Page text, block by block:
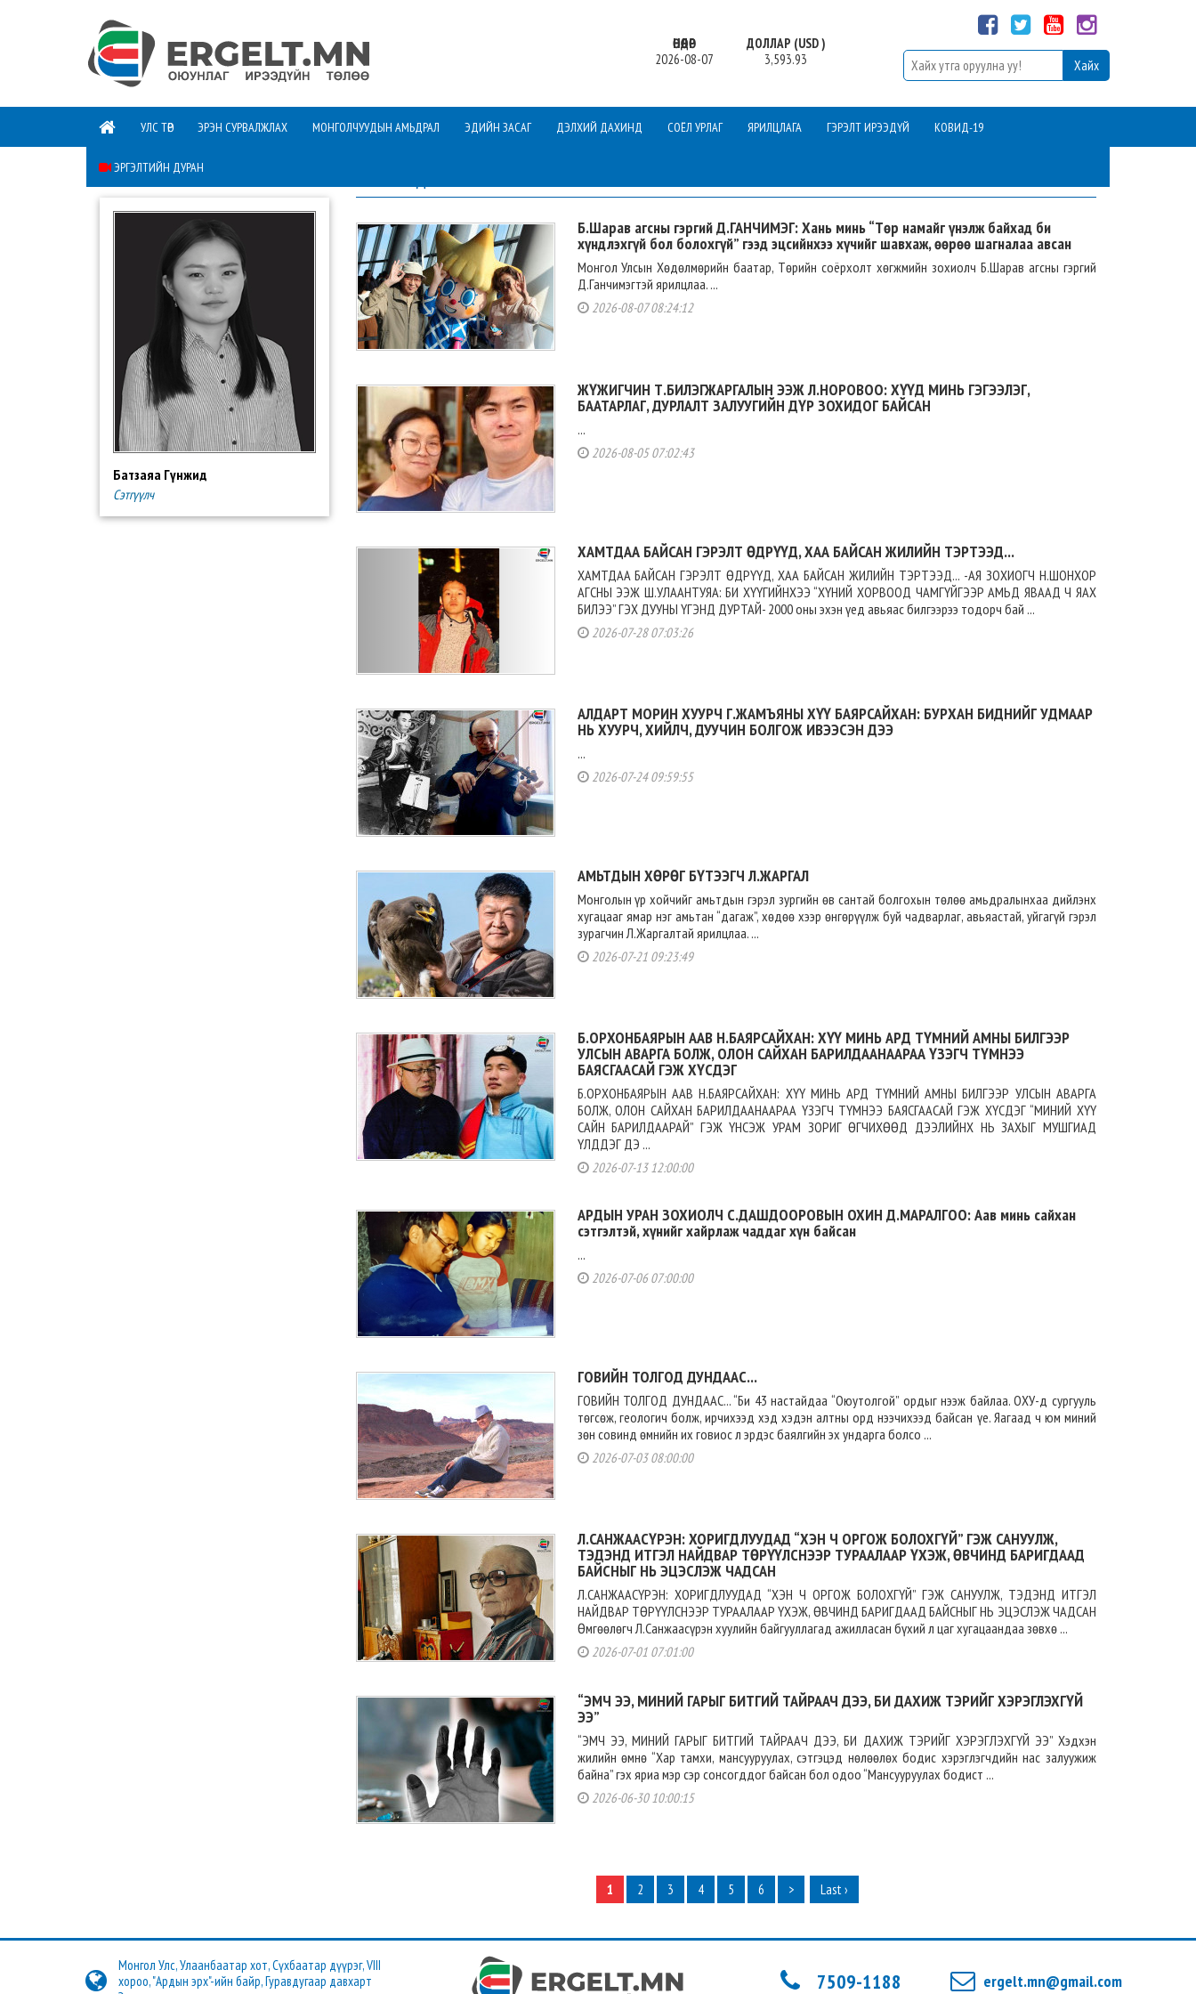
ӨНӨӨДӨР
2026-08-07
ДОЛЛАР (USD )
3,593.93
УЛС ТӨР ЭРЭН СУРВАЛЖЛАХ МОНГОЛЧУУДЫН АМЬДРАЛ ЭДИЙН ЗАСАГ ДЭЛХИЙ ДАХИНД СОЁЛ УРЛАГ ЯРИЛЦЛАГА ГЭРЭЛТ ИРЭЭДҮЙ КОВИД-19
ЭРГЭЛТИЙН ДУРАН
Батзаяа Гүнжид
Сэтгүүлч
Б.Шарав агсны гэргий Д.ГАНЧИМЭГ: Хань минь “Төр намайг үнэлж байхад би
хүндлэхгүй бол болохгүй” гээд эцсийнхээ хүчийг шавхаж, өөрөө шагналаа авсан
Монгол Улсын Хөдөлмөрийн баатар, Төрийн соёрхолт хөгжмийн зохиолч Б.Шарав агсны гэргий
Д.Ганчимэгтэй ярилцлаа. ...
2026-08-07 08:24:12
ЖҮЖИГЧИН Т.БИЛЭГЖАРГАЛЫН ЭЭЖ Л.НОРОВОО: ХҮҮД МИНЬ ГЭГЭЭЛЭГ,
БААТАРЛАГ, ДУРЛАЛТ ЗАЛУУГИЙН ДҮР ЗОХИДОГ БАЙСАН
...
2026-08-05 07:02:43
ХАМТДАА БАЙСАН ГЭРЭЛТ ӨДРҮҮД, ХАА БАЙСАН ЖИЛИЙН ТЭРТЭЭД...
ХАМТДАА БАЙСАН ГЭРЭЛТ ӨДРҮҮД, ХАА БАЙСАН ЖИЛИЙН ТЭРТЭЭД... -АЯ ЗОХИОГЧ Н.ШОНХОР
АГСНЫ ЭЭЖ Ш.УЛААНТУЯА: БИ ХҮҮГИЙНХЭЭ “ХҮНИЙ ХОРВООД ЧАМГҮЙГЭЭР АМЬД ЯВААД Ч ЯАХ
БИЛЭЭ” ГЭХ ДУУНЫ ҮГЭНД ДУРТАЙ- 2000 оны эхэн үед авьяас билгээрээ тодорч бай ...
2026-07-28 07:03:26
АЛДАРТ МОРИН ХУУРЧ Г.ЖАМЪЯНЫ ХҮҮ БАЯРСАЙХАН: БУРХАН БИДНИЙГ УДМААР
НЬ ХУУРЧ, ХИЙЛЧ, ДУУЧИН БОЛГОЖ ИВЭЭСЭН ДЭЭ
...
2026-07-24 09:59:55
АМЬТДЫН ХӨРӨГ БҮТЭЭГЧ Л.ЖАРГАЛ
Монголын үр хойчийг амьтдын гэрэл зургийн өв сантай болгохын төлөө амьдралынхаа дийлэнх
хугацааг ямар нэг амьтан “дагаж”, хөдөө хээр өнгөрүүлж буй чадварлаг, авьяастай, уйгагүй гэрэл
зурагчин Л.Жаргалтай ярилцлаа. ...
2026-07-21 09:23:49
Б.ОРХОНБАЯРЫН ААВ Н.БАЯРСАЙХАН: ХҮҮ МИНЬ АРД ТҮМНИЙ АМНЫ БИЛГЭЭР
УЛСЫН АВАРГА БОЛЖ, ОЛОН САЙХАН БАРИЛДААНААРАА ҮЗЭГЧ ТҮМНЭЭ
БАЯСГААСАЙ ГЭЖ ХҮСДЭГ
Б.ОРХОНБАЯРЫН ААВ Н.БАЯРСАЙХАН: ХҮҮ МИНЬ АРД ТҮМНИЙ АМНЫ БИЛГЭЭР УЛСЫН АВАРГА
БОЛЖ, ОЛОН САЙХАН БАРИЛДААНААРАА ҮЗЭГЧ ТҮМНЭЭ БАЯСГААСАЙ ГЭЖ ХҮСДЭГ “МИНИЙ ХҮҮ
САЙН БАРИЛДААРАЙ” ГЭЖ ҮНСЭЖ УРАМ ЗОРИГ ӨГЧИХӨӨД ДЭЭЛИЙНХ НЬ ЗАХЫГ МУШГИАД
ҮЛДДЭГ ДЭ ...
2026-07-13 12:00:00
АРДЫН УРАН ЗОХИОЛЧ С.ДАШДООРОВЫН ОХИН Д.МАРАЛГОО: Аав минь сайхан
сэтгэлтэй, хүнийг хайрлаж чаддаг хүн байсан
...
2026-07-06 07:00:00
ГОВИЙН ТОЛГОД ДУНДААС...
ГОВИЙН ТОЛГОД ДУНДААС... “Би 43 настайдаа “Оюутолгой” ордыг нээж байлаа. ОХУ-д сургууль
төгсөж, геологич болж, ирчихээд хэд хэдэн алтны орд нээчихээд байсан үе. Яагаад ч юм миний
зөн совинд өмнийн их говиос л эрдэс баялгийн эх ундарга болсо ...
2026-07-03 08:00:00
Л.САНЖААСҮРЭН: ХОРИГДЛУУДАД “ХЭН Ч ОРГОЖ БОЛОХГҮЙ” ГЭЖ САНУУЛЖ,
ТЭДЭНД ИТГЭЛ НАЙДВАР ТӨРҮҮЛСНЭЭР ТУРААЛААР ҮХЭЖ, ӨВЧИНД БАРИГДААД
БАЙСНЫГ НЬ ЭЦЭСЛЭЖ ЧАДСАН
Л.САНЖААСҮРЭН: ХОРИГДЛУУДАД “ХЭН Ч ОРГОЖ БОЛОХГҮЙ” ГЭЖ САНУУЛЖ, ТЭДЭНД ИТГЭЛ
НАЙДВАР ТӨРҮҮЛСНЭЭР ТУРААЛААР ҮХЭЖ, ӨВЧИНД БАРИГДААД БАЙСНЫГ НЬ ЭЦЭСЛЭЖ ЧАДСАН
Өмгөөлөгч Л.Санжаасүрэн хуулийн байгууллагад ажилласан бүхий л цаг хугацаандаа зөвхө ...
2026-07-01 07:01:00
“ЭМЧ ЭЭ, МИНИЙ ГАРЫГ БИТГИЙ ТАЙРААЧ ДЭЭ, БИ ДАХИЖ ТЭРИЙГ ХЭРЭГЛЭХГҮЙ
ЭЭ”
“ЭМЧ ЭЭ, МИНИЙ ГАРЫГ БИТГИЙ ТАЙРААЧ ДЭЭ, БИ ДАХИЖ ТЭРИЙГ ХЭРЭГЛЭХГҮЙ ЭЭ” Хэдхэн
жилийн өмнө “Хар тамхи, мансууруулах, сэтгэцэд нөлөөлөх бодис хэрэглэгчдийн нас залуужиж
байна” гэх яриа мэр сэр сонсогддог байсан бол одоо “Мансууруулах бодист ...
2026-06-30 10:00:15
1 2 3 4 5 6 > Last ›
Монгол Улс, Улаанбаатар хот, Сүхбаатар дүүрэг, VIII
хороо, "Ардын эрх"-ийн байр, Гуравдугаар давхарт
7509-1188 ergelt.mn@gmail.com